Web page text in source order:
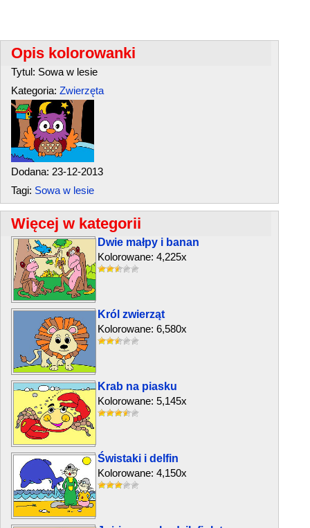
Opis kolorowanki
Tytul: Sowa w lesie
Kategoria: Zwierzęta
Dodana: 23-12-2013
Tagi: Sowa w lesie
Więcej w kategorii
Dwie małpy i banan
Kolorowane: 4,225x
Król zwierząt
Kolorowane: 6,580x
Krab na piasku
Kolorowane: 5,145x
Świstaki i delfin
Kolorowane: 4,150x